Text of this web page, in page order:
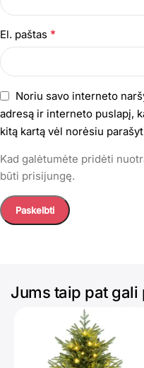
El. paštas *
Noriu savo interneto
adresą ir interneto puslapį,
kitą kartą vėl norėsiu
Kad galėtumėte pridėti
būti prisijungę.
Jums taip pat gali